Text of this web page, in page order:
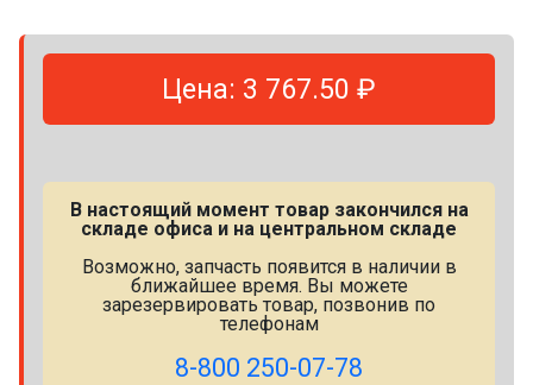
Цена: 3 767.50 ₽
В настоящий момент товар закончился на
складе офиса и на центральном складе
Возможно, запчасть появится в наличии в
ближайшее время. Вы можете
зарезервировать товар, позвонив по
телефонам
8-800 250-07-78